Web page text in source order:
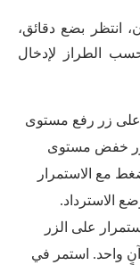
انتظر بضع دقائق،
الطراز لإدخال
زر رفع مستوى
خفض مستوى
مع الاستمرار
الاسترداد.
على الزر
واحد. استمر في